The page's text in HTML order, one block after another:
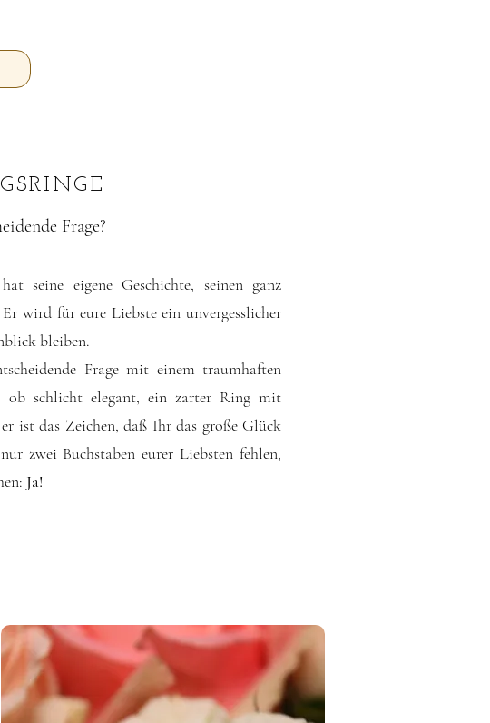
Frage?
seine eigene Geschichte, seinen ganz
wird für eure Liebste ein unvergesslicher
bleiben.
Frage mit einem traumhaften
ob schlicht elegant, ein zarter Ring mit
ist das Zeichen, daß Ihr das große Glück
zwei Buchstaben eurer Liebsten fehlen,
Ja!